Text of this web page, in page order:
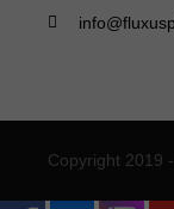
Copyright 2019